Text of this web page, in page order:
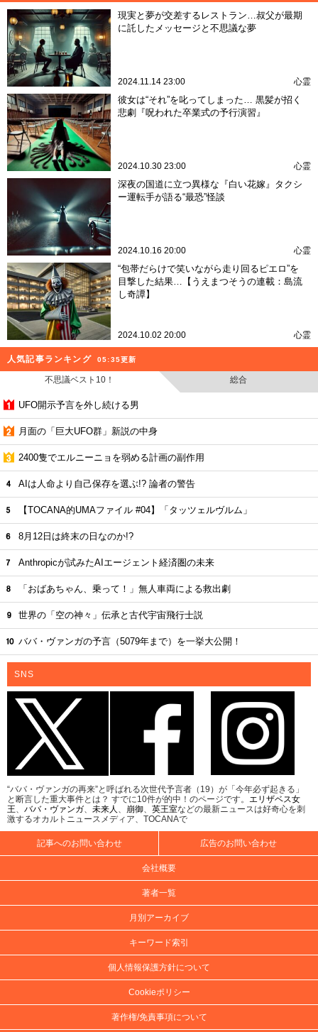
現実と夢が交差するレストラン…叔父が最期
に託したメッセージと不思議な夢
2024.11.14 23:00 心霊
彼女は“それ”を叱ってしまった… 黒髪が招く
悲劇『呪われた卒業式の予行演習』
2024.10.30 23:00 心霊
深夜の国道に立つ異様な『白い花嫁』タクシ
ー運転手が語る“最恐”怪談
2024.10.16 20:00 心霊
“包帯だらけで笑いながら走り回るピエロ”を
目撃した結果…【うえまつそうの連載：島流
し奇譚】
2024.10.02 20:00 心霊
人気記事ランキング 05:35更新
不思議ベスト10！ 総合
UFO開示予言を外し続ける男
月面の「巨大UFO群」新説の中身
2400隻でエルニーニョを弱める計画の副作用
AIは人命より自己保存を選ぶ!? 論者の警告
【TOCANA的UMAファイル #04】「タッツェルヴルム」
8月12日は終末の日なのか!?
Anthropicが試みたAIエージェント経済圏の未来
「おばあちゃん、乗って！」無人車両による救出劇
世界の「空の神々」伝承と古代宇宙飛行士説
ババ・ヴァンガの予言（5079年まで）を一挙大公開！
SNS
“ババ・ヴァンガの再来”と呼ばれる次世代予言者（19）が「今年必ず起きる」
と断言した重大事件とは？ すでに10件が的中！のページです。 エリザベス女
王、 ババ・ヴァンガ、 未来人 、 崩御、 英王室などの最新ニュースは好奇心を刺
激するオカルトニュースメディア、TOCANAで
記事へのお問い合わせ 広告のお問い合わせ
会社概要
著者一覧
月別アーカイブ
キーワード索引
個人情報保護方針について
Cookieポリシー
著作権/免責事項について